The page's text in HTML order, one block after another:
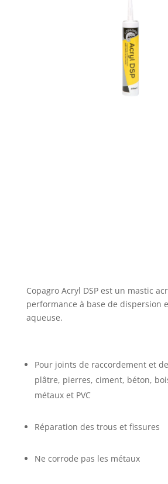
Copagro Acryl DSP est un mastic
performance à base de dispersion
aqueuse.
Pour joints de raccordement et
plâtre, pierres, ciment, béton,
métaux et PVC
Réparation des trous et fissures
Ne corrode pas les métaux